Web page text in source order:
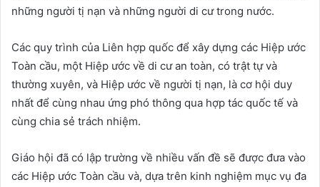
những người tị nạn và những người di cư trong nước.
Các quy trình của Liên hợp quốc để xây dựng các Hiệp ước
Toàn cầu, một Hiệp ước về di cư an toàn, có trật tự và
thường xuyên, và Hiệp ước về người tị nạn, là cơ hội duy
nhất để cùng nhau ứng phó thông qua hợp tác quốc tế và
cùng chia sẻ trách nhiệm.
Giáo hội đã có lập trường về nhiều vấn đề sẽ được đưa vào
các Hiệp ước Toàn cầu và, dựa trên kinh nghiệm mục vụ đa